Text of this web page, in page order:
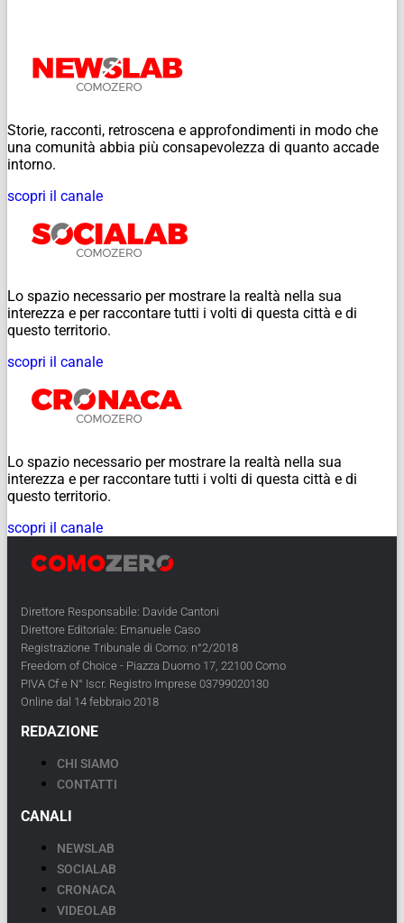
Storie, racconti, retroscena e approfondimenti in modo che
una comunità abbia più consapevolezza di quanto accade
intorno.
scopri il canale
Lo spazio necessario per mostrare la realtà nella sua
interezza e per raccontare tutti i volti di questa città e di
questo territorio.
scopri il canale
Lo spazio necessario per mostrare la realtà nella sua
interezza e per raccontare tutti i volti di questa città e di
questo territorio.
scopri il canale
Direttore Responsabile: Davide Cantoni
Direttore Editoriale: Emanuele Caso
Registrazione Tribunale di Como: n°2/2018
Freedom of Choice - Piazza Duomo 17, 22100 Como
PIVA Cf e N° Iscr. Registro Imprese 03799020130
Online dal 14 febbraio 2018
REDAZIONE
CHI SIAMO
CONTATTI
CANALI
NEWSLAB
SOCIALAB
CRONACA
VIDEOLAB